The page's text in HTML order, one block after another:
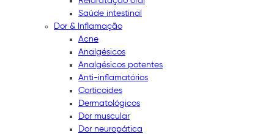
Saúde intestinal
Dor & Inflamação
Acne
Analgésicos
Analgésicos potentes
Anti-inflamatórios
Corticoides
Dermatológicos
Dor muscular
Dor neuropática